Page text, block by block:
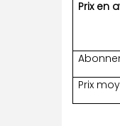
Prix en
Prix